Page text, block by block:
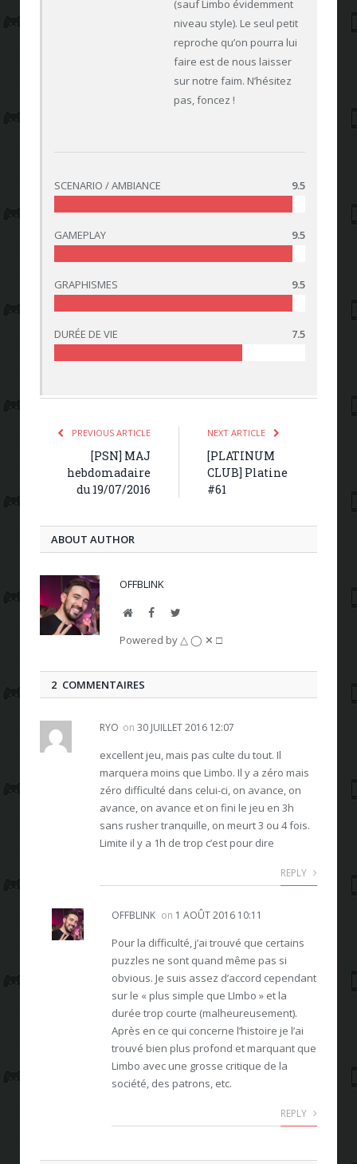
(sauf Limbo évidemment
niveau style). Le seul petit
reproche qu’on pourra lui
faire est de nous laisser
sur notre faim. N’hésitez
pas, foncez !
SCENARIO / AMBIANCE 9.5
GAMEPLAY 9.5
GRAPHISMES 9.5
DURÉE DE VIE 7.5
PREVIOUS ARTICLE
[PSN] MAJ
hebdomadaire
du 19/07/2016
NEXT ARTICLE
[PLATINUM
CLUB] Platine
#61
ABOUT AUTHOR
OFFBLINK
WebsiteFacebookTwitter
Powered by △ ◯ ✕ □
2 COMMENTAIRES
RYO on 30 JUILLET 2016 12:07
excellent jeu, mais pas culte du tout. Il
marquera moins que Limbo. Il y a zéro mais
zéro difficulté dans celui-ci, on avance, on
avance, on avance et on fini le jeu en 3h
sans rusher tranquille, on meurt 3 ou 4 fois.
Limite il y a 1h de trop c’est pour dire
REPLY
OFFBLINK on 1 AOÛT 2016 10:11
Pour la difficulté, j’ai trouvé que certains
puzzles ne sont quand même pas si
obvious. Je suis assez d’accord cependant
sur le « plus simple que LImbo » et la
durée trop courte (malheureusement).
Après en ce qui concerne l’histoire je l’ai
trouvé bien plus profond et marquant que
Limbo avec une grosse critique de la
société, des patrons, etc.
REPLY